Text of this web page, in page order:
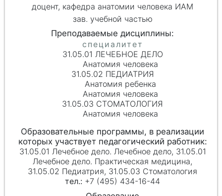
доцент, кафедра анатомии человека ИАМ
зав. учебной частью
31.05.01 ЛЕЧЕБНОЕ ДЕЛО
Анатомия человека
31.05.02 ПЕДИАТРИЯ
Анатомия ребенка
Анатомия человека
31.05.03 СТОМАТОЛОГИЯ
Анатомия человека
31.05.01 Лечебное дело. Лечебное дело, 31.05.01
Лечебное дело. Практическая медицина,
31.05.02 Педиатрия, 31.05.03 Стоматология
+7 (495) 434-16-44